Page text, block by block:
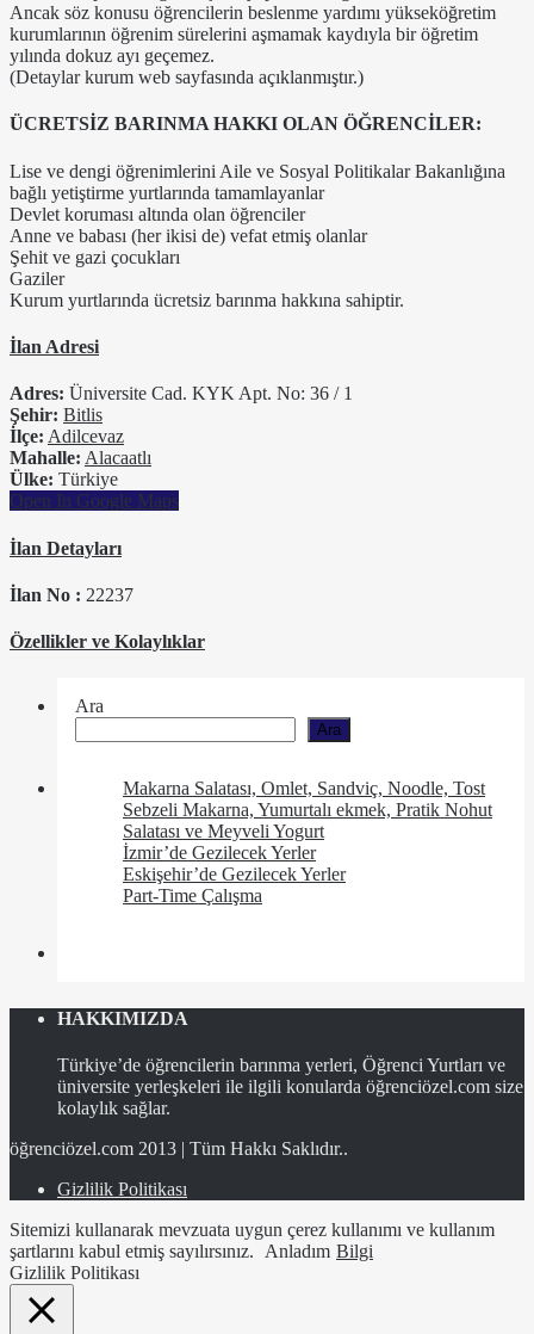
Ancak söz konusu öğrencilerin beslenme yardımı yükseköğretim
kurumlarının öğrenim sürelerini aşmamak kaydıyla bir öğretim
yılında dokuz ayı geçemez.
(Detaylar kurum web sayfasında açıklanmıştır.)
ÜCRETSİZ BARINMA HAKKI OLAN ÖĞRENCİLER:
Lise ve dengi öğrenimlerini Aile ve Sosyal Politikalar Bakanlığına
bağlı yetiştirme yurtlarında tamamlayanlar
Devlet koruması altında olan öğrenciler
Anne ve babası (her ikisi de) vefat etmiş olanlar
Şehit ve gazi çocukları
Gaziler
Kurum yurtlarında ücretsiz barınma hakkına sahiptir.
İlan Adresi
Adres: Üniversite Cad. KYK Apt. No: 36 / 1
Şehir: Bitlis
İlçe: Adilcevaz
Mahalle: Alacaatlı
Ülke: Türkiye
Open In Google Maps
İlan Detayları
İlan No : 22237
Özellikler ve Kolaylıklar
Ara
Ara
Makarna Salatası, Omlet, Sandviç, Noodle, Tost
Sebzeli Makarna, Yumurtalı ekmek, Pratik Nohut
Salatası ve Meyveli Yogurt
İzmir’de Gezilecek Yerler
Eskişehir’de Gezilecek Yerler
Part-Time Çalışma
HAKKIMIZDA
Türkiye’de öğrencilerin barınma yerleri, Öğrenci Yurtları ve
üniversite yerleşkeleri ile ilgili konularda öğrenciözel.com size
kolaylık sağlar.
öğrenciözel.com 2013 | Tüm Hakkı Saklıdır..
Gizlilik Politikası
Sitemizi kullanarak mevzuata uygun çerez kullanımı ve kullanım
şartlarını kabul etmiş sayılırsınız.
Anladım Bilgi
Gizlilik Politikası